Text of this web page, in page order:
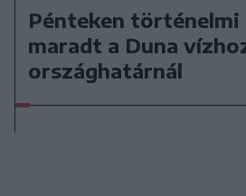
Pénteken
maradt a Duna
országhatárnál